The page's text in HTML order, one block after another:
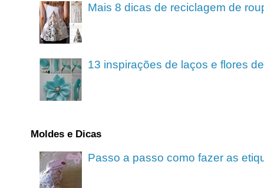
Mais 8 dicas de reciclagem de
13 inspirações de laços e flores
Moldes e Dicas
Passo a passo como fazer as